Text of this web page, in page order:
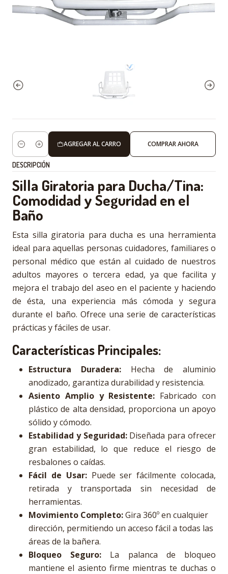
Cantidad
AGREGAR AL CARRO COMPRAR AHORA
DESCRIPCIÓN
Silla Giratoria para Ducha/Tina:
Comodidad y Seguridad en el
Baño
Esta silla giratoria para ducha es una herramienta
ideal para aquellas personas cuidadores, familiares o
personal médico que están al cuidado de nuestros
adultos mayores o tercera edad, ya que facilita y
mejora el trabajo del aseo en el paciente y haciendo
de ésta, una experiencia más cómoda y segura
durante el baño. Ofrece una serie de características
prácticas y fáciles de usar.
Características Principales:
Estructura Duradera:Hecha de aluminio
anodizado, garantiza durabilidad y resistencia.
Asiento Amplio y Resistente: Fabricado con
plástico de alta densidad, proporciona un apoyo
sólido y cómodo.
Estabilidad y Seguridad:Diseñada para ofrecer
gran estabilidad, lo que reduce el riesgo de
resbalones o caídas.
Fácil de Usar:Puede ser fácilmente colocada,
retirada y transportada sin necesidad de
herramientas.
Movimiento Completo:Gira 360º en cualquier
dirección, permitiendo un acceso fácil a todas las
áreas de la bañera.
Bloqueo Seguro: La palanca de bloqueo
mantiene el asiento firme mientras te duchas o